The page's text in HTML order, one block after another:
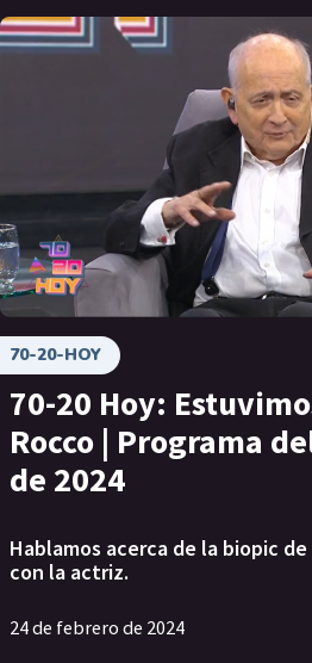
70-20-HOY
70-20 Hoy:
Rocco | Programa
de 2024
Hablamos acerca de la biopic
con la actriz.
24 de febrero de 2024